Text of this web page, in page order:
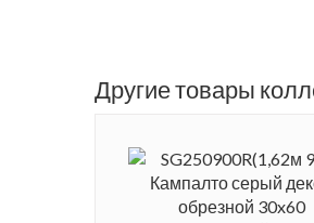
Другие товары